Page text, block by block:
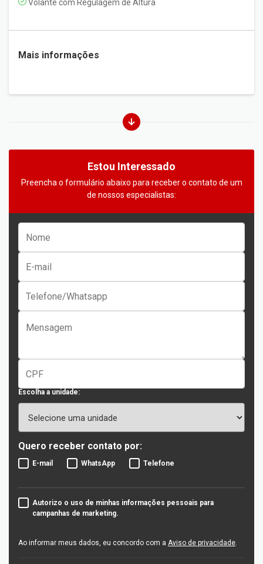
Volante com Regulagem de Altura
Mais informações
Estou Interessado
Preencha o formulário abaixo para receber o contato de um
de nossos especialistas:
Escolha a unidade:
Quero receber contato por:
E-mail WhatsApp Telefone
Autorizo o uso de minhas informações pessoais para
campanhas de marketing.
Ao informar meus dados, eu concordo com a Aviso de privacidade.